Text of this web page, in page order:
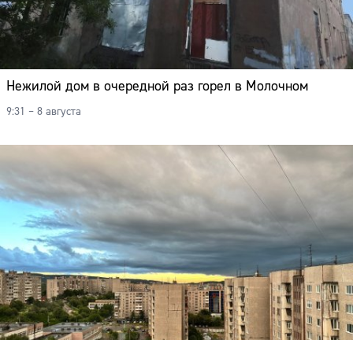
Нежилой дом в очередной раз горел в Молочном
9:31 – 8 августа